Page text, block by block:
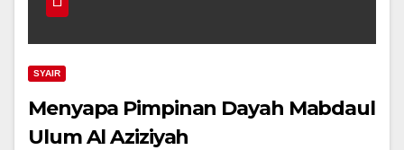
SYAIR
Menyapa Pimpinan Dayah Mabdaul
Ulum Al Aziziyah